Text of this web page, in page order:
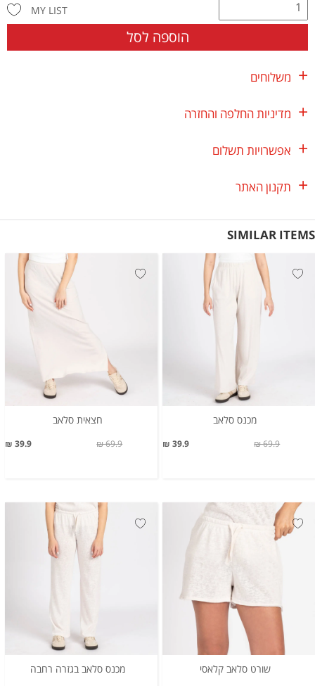
הוספה לסל
MY LIST
משלוחים
מדיניות החלפה והחזרה
אפשרויות תשלום
תקנון האתר
SIMILAR ITEMS
מכנס סלאב
39.9 ₪ 69.9 ₪
חצאית סלאב
39.9 ₪ 69.9 ₪
שורט סלאב קלאסי מכנס סלאב בגזרה רחבה